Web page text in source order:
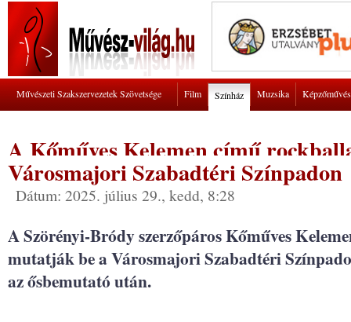
Művészeti Szakszervezetek Szövetsége Film Színház Muzsika
A Kőműves Kelemen című
Városmajori Szabadtéri Színpadon
Dátum: 2025. július 29., kedd, 8:28
A Szörényi-Bródy szerzőpáros Kőműves
mutatják be a Városmajori Szabadtéri
az ősbemutató után.